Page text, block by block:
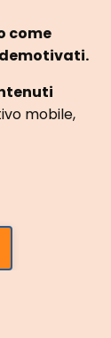
come
mobile,